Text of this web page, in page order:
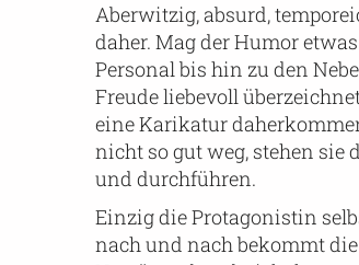
Aberwitzig, absurd,
daher. Mag der Humor
Personal bis hin zu den
Freude liebevoll
eine Karikatur
nicht so gut weg, stehen
und durchführen.
Einzig die Protagonistin
nach und nach bekommt